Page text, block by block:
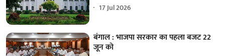
17 Jul 2026
बंगाल : भाजपा सरकार का पहला बजट 22
जून को